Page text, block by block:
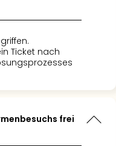
Ticket nach
frei